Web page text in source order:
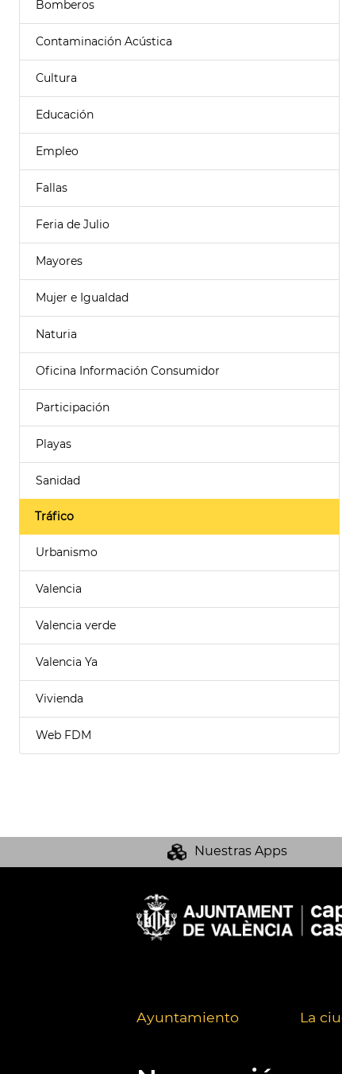
Bomberos
Contaminación Acústica
Cultura
Educación
Empleo
Fallas
Feria de Julio
Mayores
Mujer e Igualdad
Naturia
Oficina Información Consumidor
Participación
Playas
Sanidad
Tráfico
Urbanismo
Valencia
Valencia verde
Valencia Ya
Vivienda
Web FDM
Nuestras Apps
Ayuntamiento La